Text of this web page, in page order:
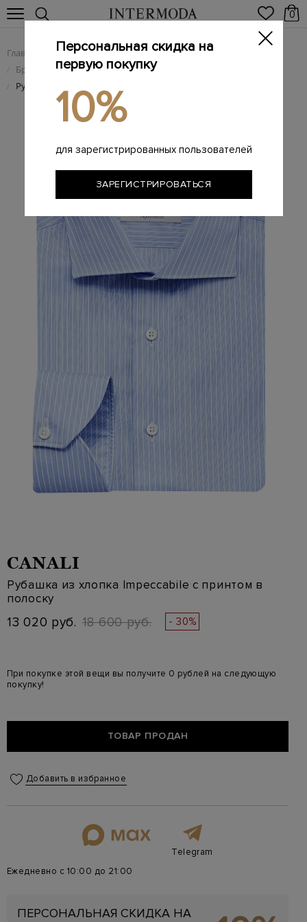
0
Главная Мужчинам / Одежда
/ Брендовые мужские рубашки
/ Рубашка из хлопка Impeccabile с принтом в полоску
CANALI
Рубашка из хлопка Impeccabile с принтом в
полоску
13 020 руб. 18 600 руб. - 30%
При покупке этой вещи вы получите 0 рублей на следующую
покупку!
ТОВАР ПРОДАН
Добавить в избранное
Telegram
Ежедневно с 10:00 до 21:00
ПЕРСОНАЛЬНАЯ СКИДКА НА
Персональная скидка на
первую покупку
10%
для зарегистрированных пользователей
ЗАРЕГИСТРИРОВАТЬСЯ